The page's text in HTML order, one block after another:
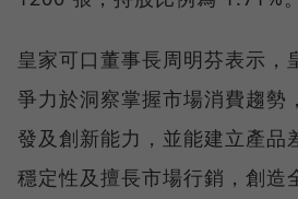
皇家可口董事長周明芬表示，
爭力於洞察掌握市場消費趨勢
發及創新能力，並能建立產品
穩定性及擅長市場行銷，創造